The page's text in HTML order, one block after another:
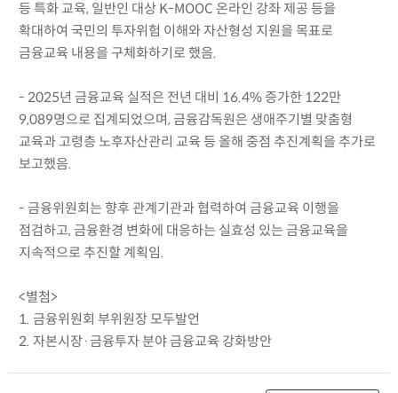
등 특화 교육, 일반인 대상 K-MOOC 온라인 강좌 제공 등을
확대하여 국민의 투자위험 이해와 자산형성 지원을 목표로
금융교육 내용을 구체화하기로 했음.
- 2025년 금융교육 실적은 전년 대비 16.4% 증가한 122만
9,089명으로 집계되었으며, 금융감독원은 생애주기별 맞춤형
교육과 고령층 노후자산관리 교육 등 올해 중점 추진계획을 추가로
보고했음.
- 금융위원회는 향후 관계기관과 협력하여 금융교육 이행을
점검하고, 금융환경 변화에 대응하는 실효성 있는 금융교육을
지속적으로 추진할 계획임.
<별첨>
1. 금융위원회 부위원장 모두발언
2. 자본시장·금융투자 분야 금융교육 강화방안